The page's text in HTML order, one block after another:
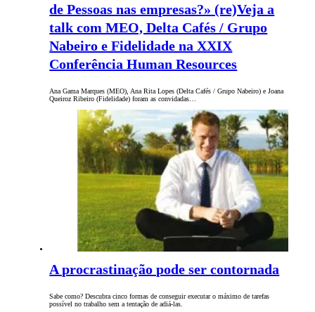
de Pessoas nas empresas?» (re)Veja a
talk com MEO, Delta Cafés / Grupo
Nabeiro e Fidelidade na XXIX
Conferência Human Resources
Ana Gama Marques (MEO), Ana Rita Lopes (Delta Cafés / Grupo Nabeiro) e Joana
Queiroz Ribeiro (Fidelidade) foram as convidadas…
A procrastinação pode ser contornada
Sabe como? Descubra cinco formas de conseguir executar o máximo de tarefas
possível no trabalho sem a tentação de adiá-las.